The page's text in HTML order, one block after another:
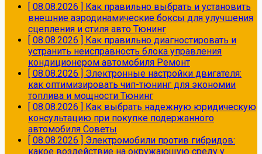
[ 08.08.2026 ] Как правильно выбрать и установить
внешние аэродинамические боксы для улучшения
сцепления и стиля авто Тюнинг
[ 08.08.2026 ] Как правильно диагностировать и
устранить неисправность блока управления
кондиционером автомобиля Ремонт
[ 08.08.2026 ] Электронные настройки двигателя:
как оптимизировать чип-тюнинг для экономии
топлива и мощности Тюнинг
[ 08.08.2026 ] Как выбрать надежную юридическую
консультацию при покупке подержанного
автомобиля Советы
[ 08.08.2026 ] Электромобили против гибридов:
какое воздействие на окружающую среду у